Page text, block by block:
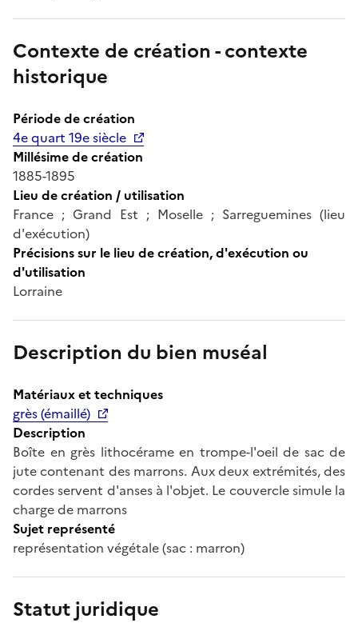
Contexte de création - contexte
historique
Période de création
4e quart 19e siècle
Millésime de création
1885-1895
Lieu de création / utilisation
France ; Grand Est ; Moselle ; Sarreguemines (lieu
d'exécution)
Précisions sur le lieu de création, d'exécution ou
d'utilisation
Lorraine
Description du bien muséal
Matériaux et techniques
grès (émaillé)
Description
Boîte en grès lithocérame en trompe-l'oeil de sac de
jute contenant des marrons. Aux deux extrémités, des
cordes servent d'anses à l'objet. Le couvercle simule la
charge de marrons
Sujet représenté
représentation végétale (sac : marron)
Statut juridique